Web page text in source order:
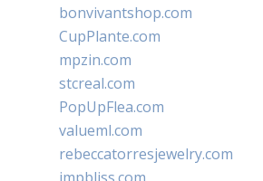
bonvivantshop.com
CupPlante.com
mpzin.com
stcreal.com
PopUpFlea.com
valueml.com
rebeccatorresjewelry.com